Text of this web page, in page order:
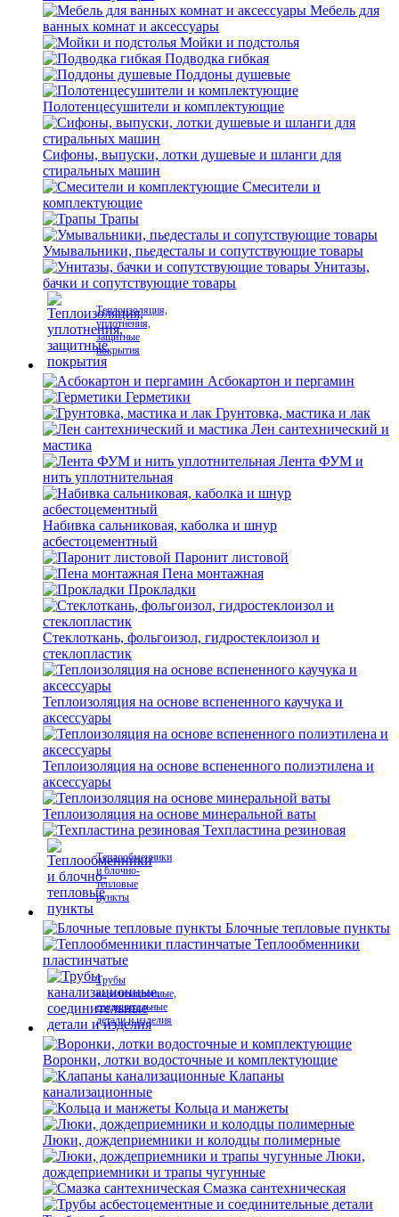
Мебель для
ванных комнат и аксессуары
Мойки и подстолья
Подводка гибкая
Поддоны душевые
Полотенцесушители и комплектующие
Сифоны, выпуски, лотки душевые и шланги для
стиральных машин
Смесители и
комплектующие
Трапы
Умывальники, пьедесталы и сопутствующие товары
Унитазы,
бачки и сопутствующие товары
Теплоизоляция,
уплотнения,
защитные
покрытия
Асбокартон и пергамин
Герметики
Грунтовка, мастика и лак
Лен сантехнический и
мастика
Лента ФУМ и
нить уплотнительная
Набивка сальниковая, каболка и шнур
асбестоцементный
Паронит листовой
Пена монтажная
Прокладки
Стеклоткань, фольгоизол, гидростеклоизол и
стеклопластик
Теплоизоляция на основе вспененного каучука и
аксессуары
Теплоизоляция на основе вспененного полиэтилена и
аксессуары
Теплоизоляция на основе минеральной ваты
Техпластина резиновая
Теплообменники
и блочно-
тепловые
пункты
Блочные тепловые пункты
Теплообменники
пластинчатые
Трубы
канализационные,
соединительные
детали и изделия
Воронки, лотки водосточные и комплектующие
Клапаны
канализационные
Кольца и манжеты
Люки, дождеприемники и колодцы полимерные
Люки,
дождеприемники и трапы чугунные
Смазка сантехническая